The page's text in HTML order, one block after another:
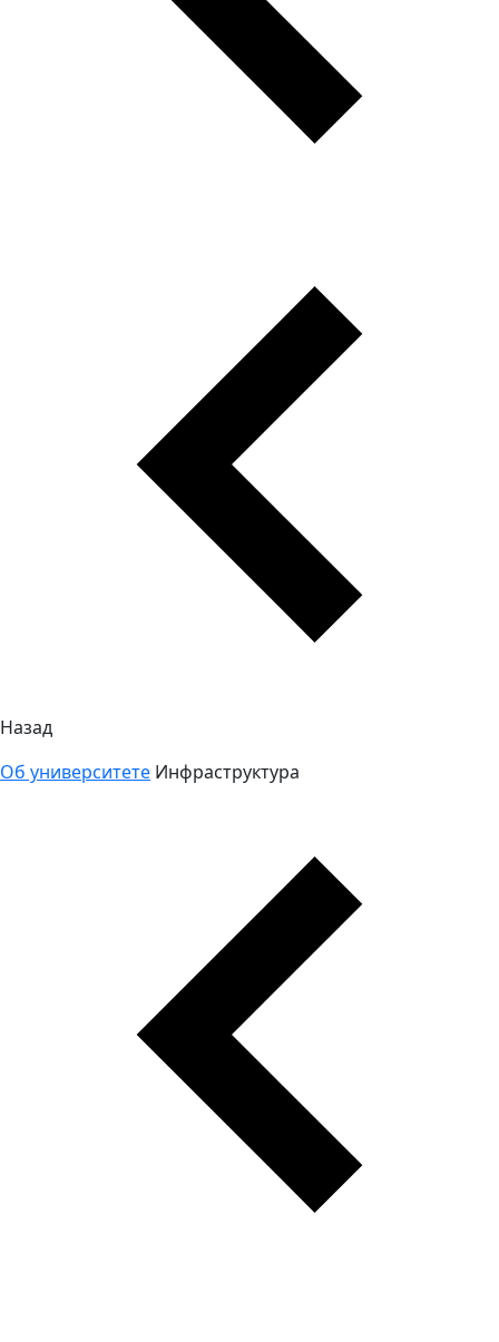
Назад
Об университете Инфраструктура